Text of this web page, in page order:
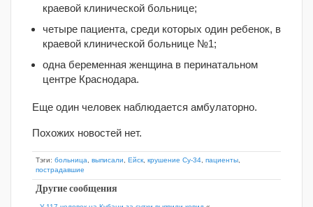
краевой клинической больнице;
четыре пациента, среди которых один ребенок, в
краевой клинической больнице №1;
одна беременная женщина в перинатальном
центре Краснодара.
Еще один человек наблюдается амбулаторно.
Похожих новостей нет.
Тэги: больница выписали Ейск крушение Су-34 пациенты
пострадавшие
Другие сообщения